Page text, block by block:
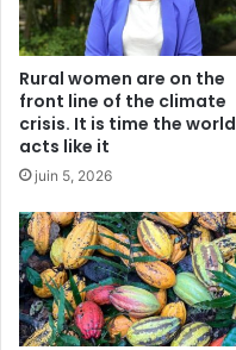
n
e
p
a
r
t
t
i
o
n
à
j
o
a
d
l
a
p
o
y
c
r
i
s
e
Rural women are on the
front line of the climate
crisis. It is time the world
acts like it
juin 5, 2026